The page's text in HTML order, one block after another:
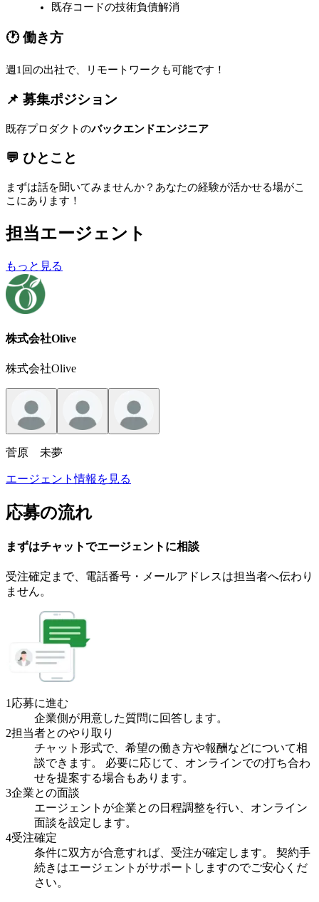
既存コードの技術負債解消
🕐 働き方
週1回の出社で、リモートワークも可能です！
📌 募集ポジション
既存プロダクトのバックエンドエンジニア
💬 ひとこと
まずは話を聞いてみませんか？あなたの経験が活かせる場がこ
こにあります！
担当エージェント
もっと見る
株式会社Olive
株式会社Olive
菅原 未夢
エージェント情報を見る
応募の流れ
まずはチャットでエージェント に相談
受注確定まで、 電話番号・メールアドレスは担当者へ伝わり
ません。
1 応募に進む
企業側が用意した質問に回答します。
2担当者とのやり取り
チャット形式で、希望の働き方や報酬などについて相
談できます。 必要に応じて、オンラインでの打ち合わ
せを提案する場合もあります。
3企業との面談
エージェントが企業との日程調整を行い、オンライン
面談を設定します。
4受注確定
条件に双方が合意すれば、受注が確定します。 契約手
続きはエージェントがサポートしますのでご安心くだ
さい。